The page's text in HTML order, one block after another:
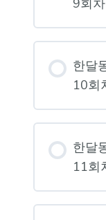
9회차
한달
10회
한달
11회